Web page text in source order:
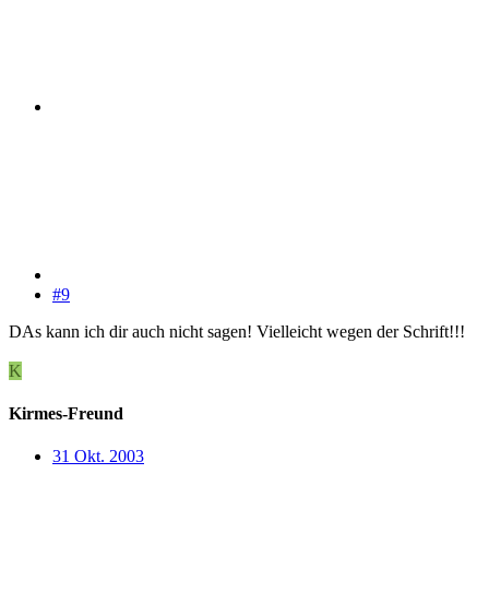
#9
DAs kann ich dir auch nicht sagen! Vielleicht wegen der Schrift!!!
K
Kirmes-Freund
31 Okt. 2003